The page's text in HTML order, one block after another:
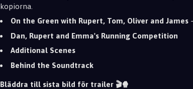
kopiorna.
On the Green with Rupert, Tom, Oliver and James
Dan, Rupert and Emma's Running Competition
Additional Scenes
Behind the Soundtrack
Bläddra till sista bild för trailer 🎬🍿